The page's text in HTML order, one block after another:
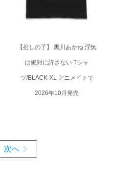
【推しの子】 黒川あかね 浮気
は絶対に許さない Tシャ
ツ/BLACK-XL アニメイトで
2026年10月発売